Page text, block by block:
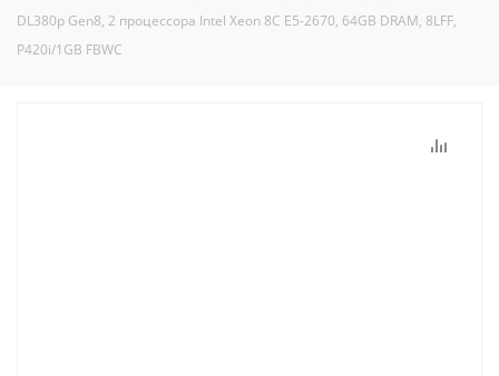
DL380p Gen8, 2 процессора Intel Xeon 8C E5-2670, 64GB DRAM, 8LFF,
P420i/1GB FBWC